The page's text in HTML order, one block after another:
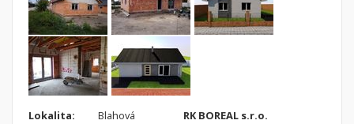
Administratívne, obchodné
Skladové, výrobné
Rekreačné, reštauračné
Garáž, garážové státie
Súkromná inzercia
Ponuka RK
Lokalita:
Blahová
RK BOREAL s.r.o.